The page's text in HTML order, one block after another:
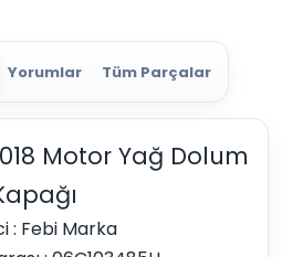
Yorumlar Tüm Parçalar
Motor Yağ Dolum
: Febi Marka